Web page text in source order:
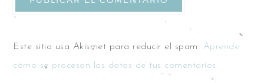
Este sitio usa Akismet para reducir el spam. Aprende
cómo se procesan los datos de tus comentarios.